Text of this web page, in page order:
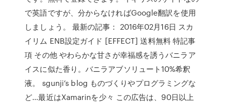
で英語ですが、分からなければGoogle翻訳を使用
しましょう。 最新の記事： 2016年02月16日 スカ
イリム ENB設定ガイド [EFFECT] 送料無料 特記事
項 その他 やわらかな甘さが幸福感を誘うバニラア
イスに似た香り。バニラアブソリュート10%希釈
液。 sgunji’s blog ものづくりやプログラミングな
ど…最近はXamarinを少々 この広告は、90日以上